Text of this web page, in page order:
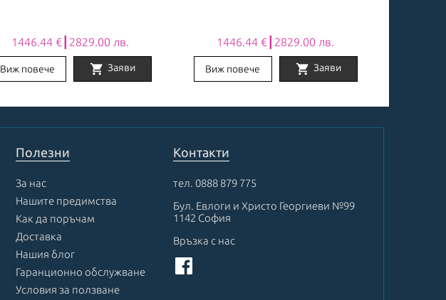
1446.44 €┃2829.00 лв.
Виж повече shopping_cart Заяви
1446.44 €┃2829.00 лв.
Виж повече shopping_cart Заяви
Полезни
За нас
Нашите предимства
Как да поръчам
Доставка
Нашия блог
Гаранционно обслужване
Условия за ползване
Контакти
тел. 0888 879 775
Бул. Евлоги и Христо Георгиеви №99
1142 София
Връзка с нас